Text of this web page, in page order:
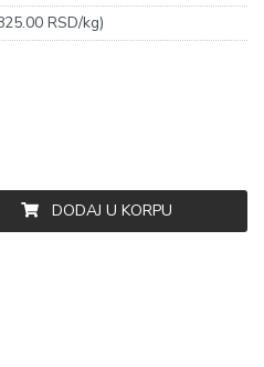
RSD/kg)
DODAJ U KORPU